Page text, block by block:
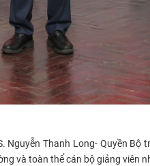
Thanh Long- Quyền Bộ
và toàn thể cán bộ giảng viên